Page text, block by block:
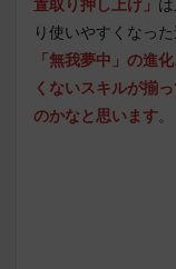
り使いやすくなっ
「無我夢中」の進
くないスキルが揃
のかなと思います。